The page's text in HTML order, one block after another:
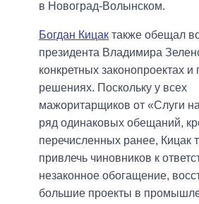
в Новоград-Волынском.
Богдан Кицак также обещал
президента Владимира
конкретных законопроектах и
решениях. Поскольку у всех
мажоритарщиков от «Слуги
ряд одинаковых обещаний,
перечисленных ранее, Кицак
привлечь чиновников к
незаконное обогащение,
большие проекты в